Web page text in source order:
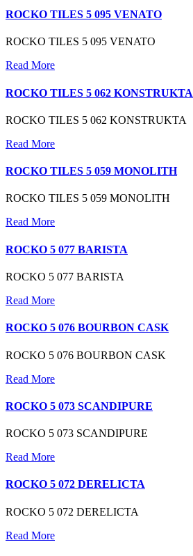
ROCKO TILES 5 095 VENATO
ROCKO TILES 5 095 VENATO
Read More
ROCKO TILES 5 062 KONSTRUKTA
ROCKO TILES 5 062 KONSTRUKTA
Read More
ROCKO TILES 5 059 MONOLITH
ROCKO TILES 5 059 MONOLITH
Read More
ROCKO 5 077 BARISTA
ROCKO 5 077 BARISTA
Read More
ROCKO 5 076 BOURBON CASK
ROCKO 5 076 BOURBON CASK
Read More
ROCKO 5 073 SCANDIPURE
ROCKO 5 073 SCANDIPURE
Read More
ROCKO 5 072 DERELICTA
ROCKO 5 072 DERELICTA
Read More